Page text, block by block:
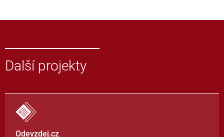
Další projekty
Odevzdej.cz